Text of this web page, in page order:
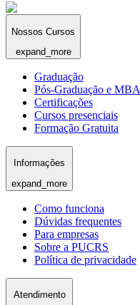
Nossos Cursos
expand_more
Graduação
Pós-Graduação e MBA
Certificações
Cursos presenciais
Formação Gratuita
Informações
expand_more
Como funciona
Dúvidas frequentes
Para empresas
Sobre a PUCRS
Política de privacidade
Atendimento